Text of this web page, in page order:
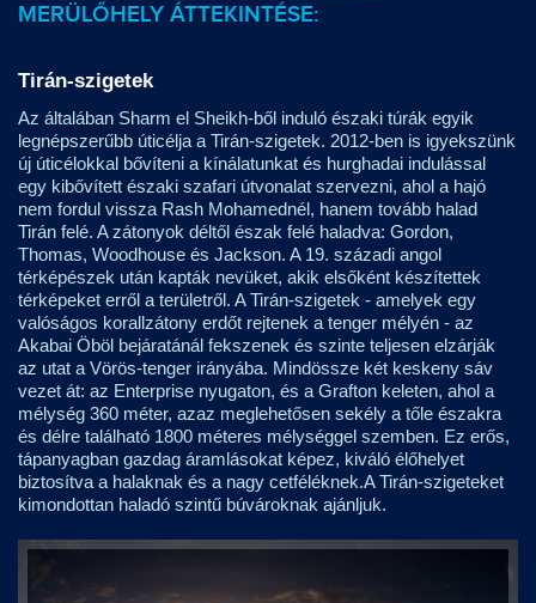
MERÜLŐHELY ÁTTEKINTÉSE:
Tirán-szigetek
Az általában Sharm el Sheikh-ből induló északi túrák egyik
legnépszerűbb úticélja a Tirán-szigetek. 2012-ben is igyekszünk
új úticélokkal bővíteni a kínálatunkat és hurghadai indulással
egy kibővített északi szafari útvonalat szervezni, ahol a hajó
nem fordul vissza Rash Mohamednél, hanem tovább halad
Tirán felé. A zátonyok déltől észak felé haladva: Gordon,
Thomas, Woodhouse és Jackson. A 19. századi angol
térképészek után kapták nevüket, akik elsőként készítettek
térképeket erről a területről. A Tirán-szigetek - amelyek egy
valóságos korallzátony erdőt rejtenek a tenger mélyén - az
Akabai Öböl bejáratánál fekszenek és szinte teljesen elzárják
az utat a Vörös-tenger irányába. Mindössze két keskeny sáv
vezet át: az Enterprise nyugaton, és a Grafton keleten, ahol a
mélység 360 méter, azaz meglehetősen sekély a tőle északra
és délre található 1800 méteres mélységgel szemben. Ez erős,
tápanyagban gazdag áramlásokat képez, kiváló élőhelyet
biztosítva a halaknak és a nagy cetféléknek.A Tirán-szigeteket
kimondottan haladó szintű búvároknak ajánljuk.